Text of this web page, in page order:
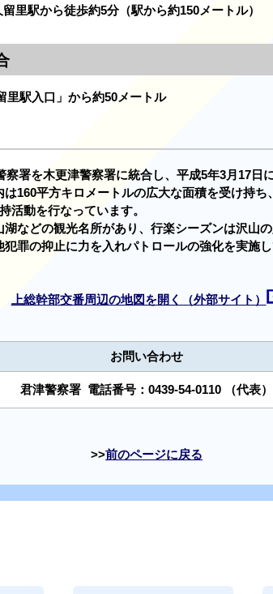
里駅から徒歩約5分（駅から約150メートル）
里駅入口」から約50メートル
察署を木更津警察署に統合し、平成5年3月17日
160平方キロメートルの広大な面積を受け持
活動を行なっています。
などの観光名所があり、行楽シーズンは沢山
罪の抑止に力を入れパトロールの強化を実施し
上総幹部交番周辺の地図を開く（外部サイト）
お問い合わせ
君津警察署 電話番号： 0439-54-0110 （代表）
前のページに戻る